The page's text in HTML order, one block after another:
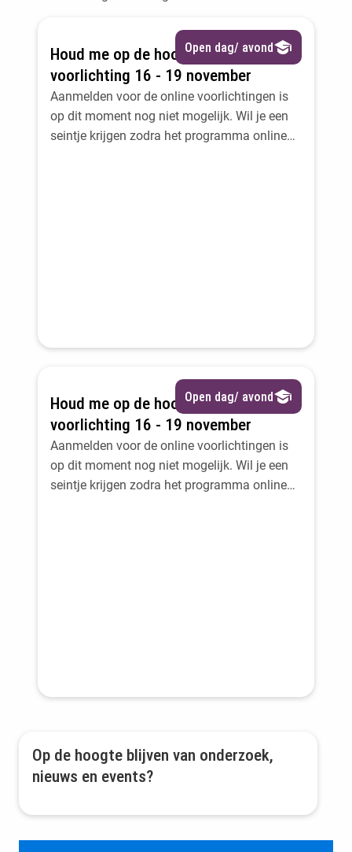
Open dag/ avond
Houd me op de hoogte: online
voorlichting 16 - 19 november
Aanmelden voor de online voorlichtingen is
op dit moment nog niet mogelijk. Wil je een
seintje krijgen zodra het programma online
Open dag/ avond
Houd me op de hoogte: online
voorlichting 16 - 19 november
Aanmelden voor de online voorlichtingen is
op dit moment nog niet mogelijk. Wil je een
seintje krijgen zodra het programma online
Op de hoogte blijven van onderzoek,
nieuws en events?